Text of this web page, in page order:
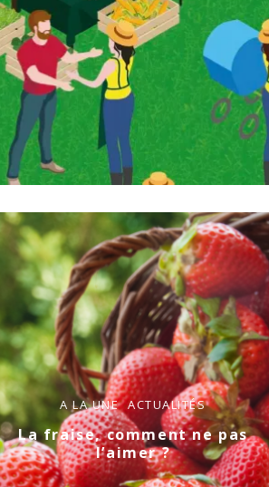
A LA UNE ACTUALITÉS
La fraise, comment ne pas
l’aimer ?